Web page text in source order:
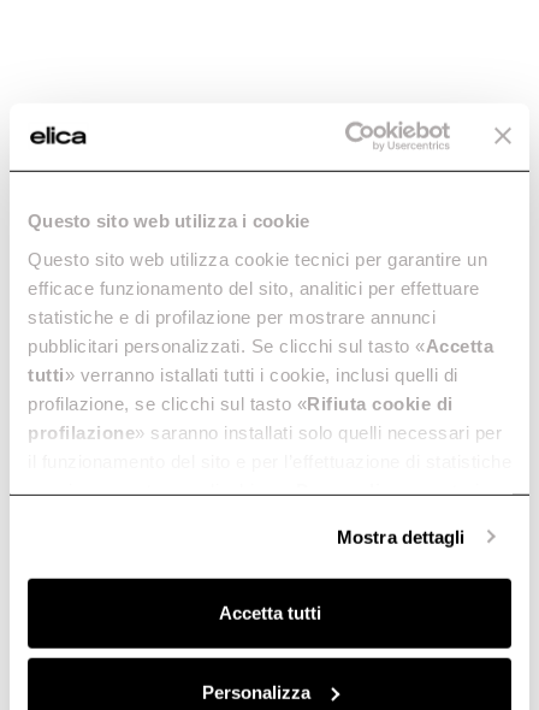
Questo sito web utilizza i cookie
Questo sito web utilizza cookie tecnici per garantire un
efficace funzionamento del sito, analitici per effettuare
statistiche e di profilazione per mostrare annunci
pubblicitari personalizzati. Se clicchi sul tasto «Accetta
tutti» verranno istallati tutti i cookie, inclusi quelli di
profilazione, se clicchi sul tasto «Rifiuta cookie di
profilazione» saranno installati solo quelli necessari per
anonime, mentre se clicchi su «Personalizza», potrai
Clicca quiper visualizzare la cookie policy.
Mostra dettagli
Accetta tutti
Personalizza